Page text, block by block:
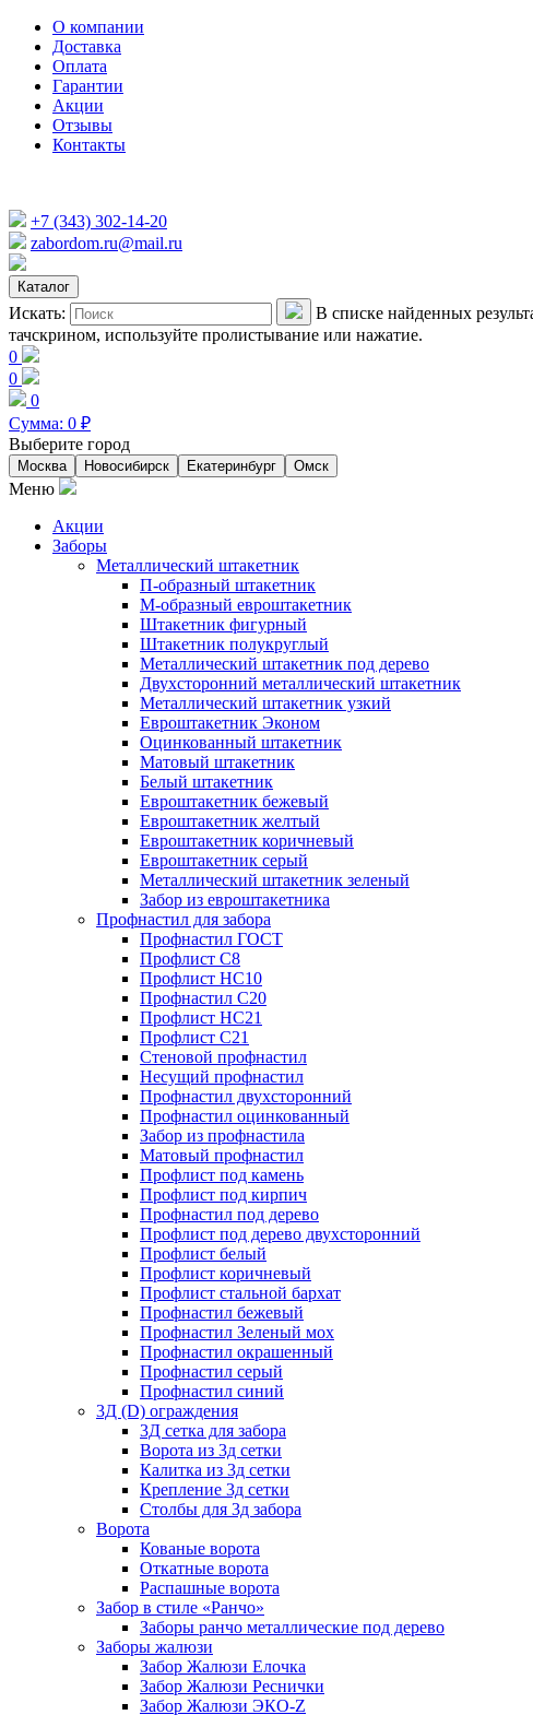
О компании
Доставка
Оплата
Гарантии
Акции
Отзывы
Контакты
+7 (343) 302-14-20
zabordom.ru@mail.ru
Каталог
Искать:
В списке найденных
тачскрином, используйте пролистывание или нажатие.
0
0
0
Сумма: 0 ₽
Выберите город
Москва Новосибирск Екатеринбург Омск
Меню
Акции
Заборы
Металлический штакетник
П-образный штакетник
М-образный евроштакетник
Штакетник фигурный
Штакетник полукруглый
Металлический штакетник под дерево
Двухсторонний металлический штакетник
Металлический штакетник узкий
Евроштакетник Эконом
Оцинкованный штакетник
Матовый штакетник
Белый штакетник
Евроштакетник бежевый
Евроштакетник желтый
Евроштакетник коричневый
Евроштакетник серый
Металлический штакетник зеленый
Забор из евроштакетника
Профнастил для забора
Профнастил ГОСТ
Профлист С8
Профлист НС10
Профнастил С20
Профлист НС21
Профлист С21
Стеновой профнастил
Несущий профнастил
Профнастил двухсторонний
Профнастил оцинкованный
Забор из профнастила
Матовый профнастил
Профлист под камень
Профлист под кирпич
Профнастил под дерево
Профлист под дерево двухсторонний
Профлист белый
Профлист коричневый
Профлист стальной бархат
Профнастил бежевый
Профнастил Зеленый мох
Профнастил окрашенный
Профнастил серый
Профнастил синий
3Д (D) ограждения
3Д сетка для забора
Ворота из 3д сетки
Калитка из 3д сетки
Крепление 3д сетки
Столбы для 3д забора
Ворота
Кованые ворота
Откатные ворота
Распашные ворота
Забор в стиле «Ранчо»
Заборы ранчо металлические под дерево
Заборы жалюзи
Забор Жалюзи Елочка
Забор Жалюзи Реснички
Забор Жалюзи ЭКО-Z